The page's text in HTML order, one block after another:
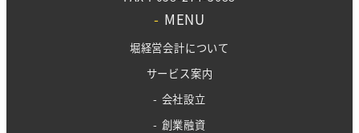
- MENU
堀経営会計について
サービス案内
- 会社設立
- 創業融資